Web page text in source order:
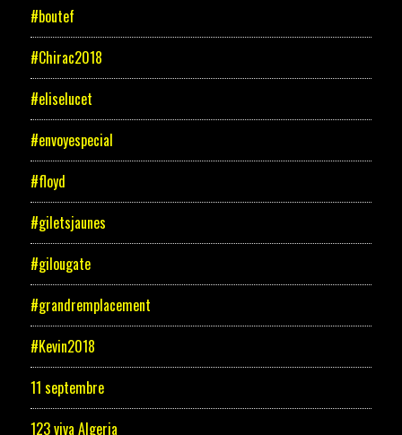
#boutef
#Chirac2018
#eliselucet
#envoyespecial
#floyd
#giletsjaunes
#gilougate
#grandremplacement
#Kevin2018
11 septembre
123 viva Algeria